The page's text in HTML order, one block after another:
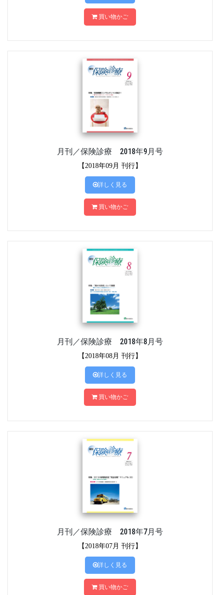
買い物かご
月刊／保険診療 2018年9月号
【2018年09月 刊行】
詳しく見る
買い物かご
月刊／保険診療 2018年8月号
【2018年08月 刊行】
詳しく見る
買い物かご
月刊／保険診療 2018年7月号
【2018年07月 刊行】
詳しく見る
買い物かご